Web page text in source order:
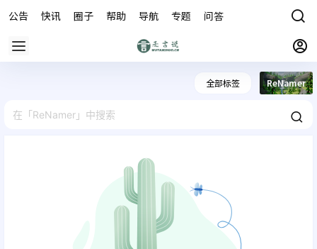
公告 快讯 圈子 帮助 导航 专题 问答
全部标签 ReNamer